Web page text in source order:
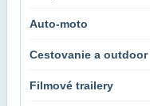
Auto-moto
Cestovanie a outdoor
Filmové trailery